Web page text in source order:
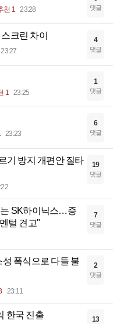
천 1 23:28 댓글
크린 차이
23:27
4
댓글
1 23:25
1
댓글
23:23
6
댓글
기 방지 개편안 질타
19
댓글
는 SK하이닉스…증
털 견고"
7
댓글
성 폭식으로 다들 불
23:11
2
댓글
한국 진출 13